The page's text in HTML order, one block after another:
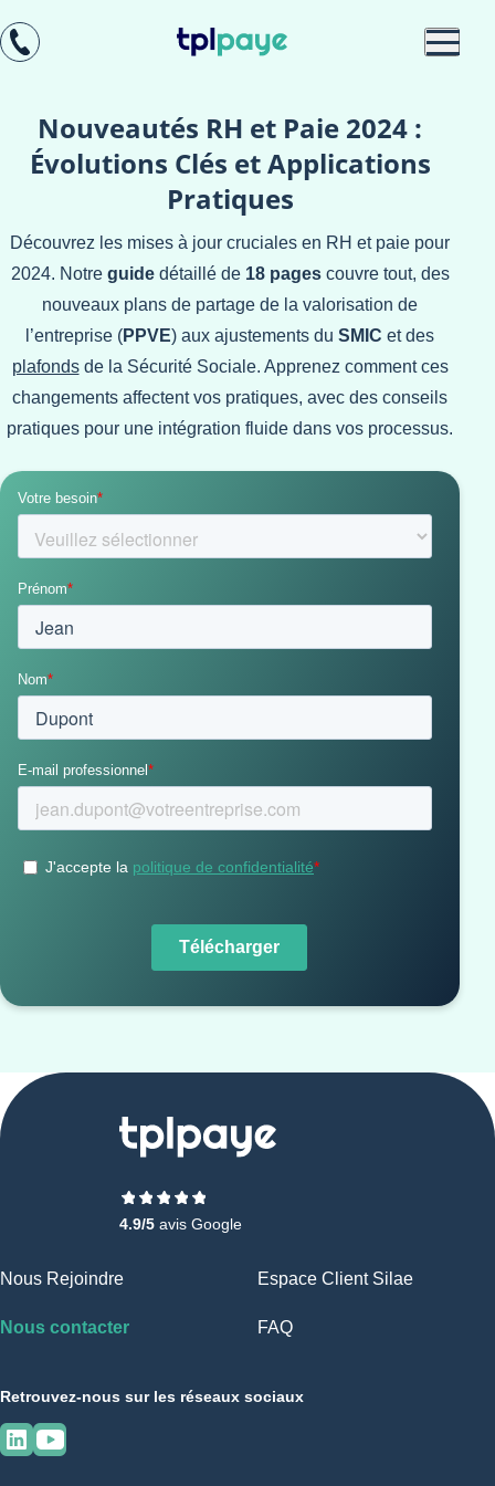
Skip
to
Aller au
contenu
Nouveautés RH et Paie 2024 :
Évolutions Clés et Applications
Pratiques
Découvrez les mises à jour cruciales en RH et paie pour
2024. Notre guidedétaillé de 18 pagescouvre tout, des
nouveaux plans de partage de la valorisation de
l’entreprise (PPVE) aux ajustements du SMIC et des
plafondsde la Sécurité Sociale. Apprenez comment ces
changements affectent vos pratiques, avec des conseils
pratiques pour une intégration fluide dans vos processus.
4.9/5 avis Google
Nous Rejoindre
Nous contacter
Espace Client Silae
FAQ
Retrouvez-nous sur les réseaux sociaux